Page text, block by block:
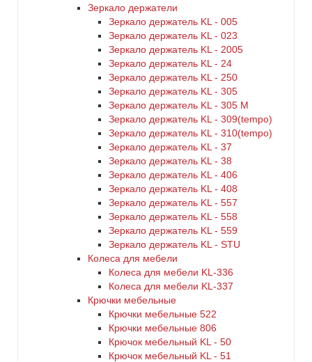
Зеркало держатели
Зеркало держатель KL - 005
Зеркало держатель KL - 023
Зеркало держатель KL - 2005
Зеркало держатель KL - 24
Зеркало держатель KL - 250
Зеркало держатель KL - 305
Зеркало держатель KL - 305 M
Зеркало держатель KL - 309(tempo)
Зеркало держатель KL - 310(tempo)
Зеркало держатель KL - 37
Зеркало держатель KL - 38
Зеркало держатель KL - 406
Зеркало держатель KL - 408
Зеркало держатель KL - 557
Зеркало держатель KL - 558
Зеркало держатель KL - 559
Зеркало держатель KL - STU
Колеса для мебели
Колеса для мебели KL-336
Колеса для мебели KL-337
Крючки мебельные
Крючки мебельные 522
Крючки мебельные 806
Крючок мебельный KL - 50
Крючок мебельный KL - 51